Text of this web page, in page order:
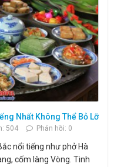
Nhất Không Thể Bỏ Lỡ
504 Phản hồi: 0
nổi tiếng như phở Hà
cốm làng Vòng. Tinh